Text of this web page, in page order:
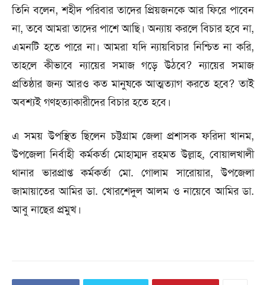
তিনি বলেন, শহীদ পরিবার তাদের প্রিয়জনকে আর ফিরে পাবেন
না, তবে আমরা তাদের পাশে আছি। অন্যায় করলে বিচার হবে না,
এমনটি হতে পারে না। আমরা যদি ন্যায়বিচার নিশ্চিত না করি,
তাহলে কীভাবে ন্যায়ের সমাজ গড়ে উঠবে? ন্যায়ের সমাজ
প্রতিষ্ঠার জন্য আরও কত মানুষকে আত্মত্যাগ করতে হবে? তাই
অবশ্যই গণহত্যাকারীদের বিচার হতে হবে।
এ সময় উপস্থিত ছিলেন চট্টগ্রাম জেলা প্রশাসক ফরিদা খানম,
উপজেলা নির্বাহী কর্মকর্তা মোহাম্মদ রহমত উল্লাহ, বোয়ালখালী
থানার ভারপ্রাপ্ত কর্মকর্তা মো. গোলাম সারোয়ার, উপজেলা
জামায়াতের আমির ডা. খোরশেদুল আলম ও নায়েবে আমির ডা.
আবু নাছের প্রমুখ।